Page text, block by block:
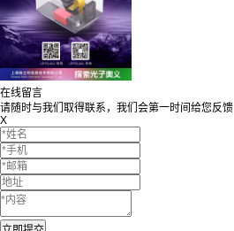
在线留言
请随时与我们取得联系，我们会第一时间给您反馈
X